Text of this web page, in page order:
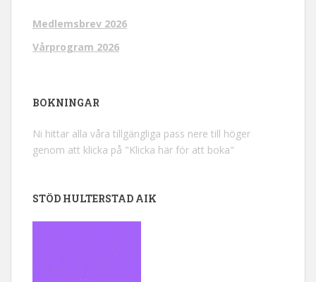
Medlemsbrev 2026
Vårprogram 2026
BOKNINGAR
Ni hittar alla våra tillgängliga pass nere till höger
genom att klicka på "Klicka här för att boka"
STÖD HULTERSTAD AIK